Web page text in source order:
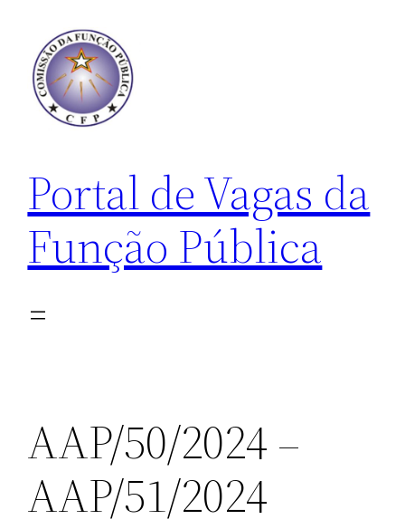
conteúdo
Portal de Vagas da
Função Pública
AAP/50/2024 –
AAP/51/2024